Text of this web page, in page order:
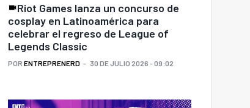
Riot Games lanza un concurso de
cosplay en Latinoamérica para
celebrar el regreso de League of
Legends Classic
POR ENTREPRENERD 30 DE JULIO 2026 - 09:02